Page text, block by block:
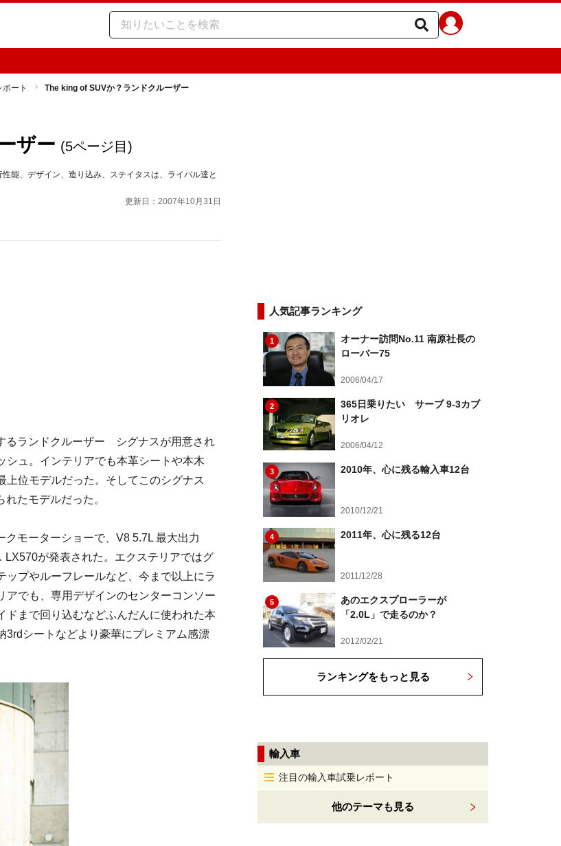
ート The king of SUVか？ランドクルーザー
ザー (5ページ目)
能、デザイン、造り込み、ステイタスは、ライバル達と
更新日：2007年10月31日
るランドクルーザー シグナスが用意され
シュ。インテリアでも本革シートや本木
上位モデルだった。そしてこのシグナス
たモデルだった。
モーターショーで、V8 5.7L 最大出力
が発表された。エクステリアではグ
ップやルーフレールなど、今まで以上にラ
アでも、専用デザインのセンターコンソー
ドまで回り込むなどふんだんに使われた本
3rdシートなどより豪華にプレミアム感漂
人気記事ランキング
1
オーナー訪問No.11 南原社長の
ローバー75
2006/04/17
2
365日乗りたい サーブ 9-3カブ
リオレ
2006/04/12
3 2010年、心に残る輸入車12台
2010/12/21
4 2011年、心に残る12台
2011/12/28
5
あのエクスプローラーが
「2.0L」で走るのか？
2012/02/21
ランキングをもっと見る
輸入車
注目の輸入車試乗レポート
他のテーマも見る